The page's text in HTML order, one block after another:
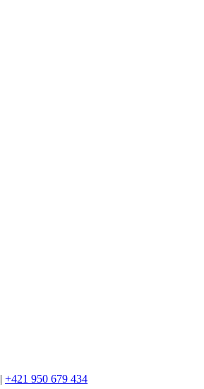
| +421 950 679 434